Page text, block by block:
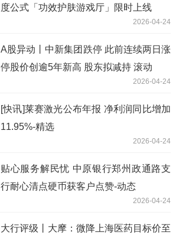
度公式「功效护肤游戏厅」限时上线
2026-04-24
A股异动丨中新集团跌停 此前连续两日涨
停股价创逾5年新高 股东拟减持 滚动
2026-04-24
[快讯]莱赛激光公布年报 净利润同比增加
11.95%-精选
2026-04-24
贴心服务解民忧 中原银行郑州政通路支
行耐心清点硬币获客户点赞-动态
2026-04-24
大行评级丨大摩：微降上海医药目标价至